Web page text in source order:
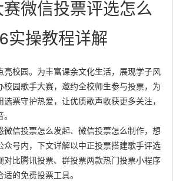
微信投票评选怎么
实操教程详解
亮校园。为丰富课余文化生活，展现学子风
校园歌手大赛，邀约全校师生参与投票，为
票守护热爱，让优质歌声收获更多关注，
微信投票怎么发起、微信投票怎么制作，想
众号内，下文详解以中正投票搭建歌手评选
对比腾讯投票、群投票两款热门投票小程序
的免费投票工具。